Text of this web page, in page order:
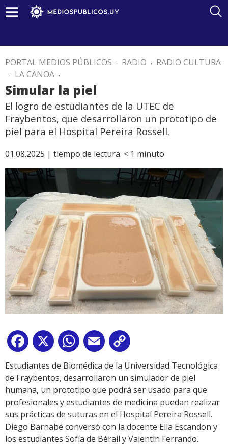
PORTAL MEDIOS PÚBLICOS . RADIO . RADIO CULTURA
. LA CANOA .
Simular la piel
El logro de estudiantes de la UTEC de
Fraybentos, que desarrollaron un prototipo de
piel para el Hospital Pereira Rossell.
01.08.2025 | tiempo de lectura: < 1 minuto
Facebook
X WhatsApp
Email
Link
Estudiantes de Biomédica de la Universidad Tecnológica
de Fraybentos, desarrollaron un simulador de piel
humana, un prototipo que podrá ser usado para que
profesionales y estudiantes de medicina puedan realizar
sus prácticas de suturas en el Hospital Pereira Rossell.
Diego Barnabé conversó con la docente Ella Escandon y
los estudiantes Sofía de Bérail y Valentin Ferrando.